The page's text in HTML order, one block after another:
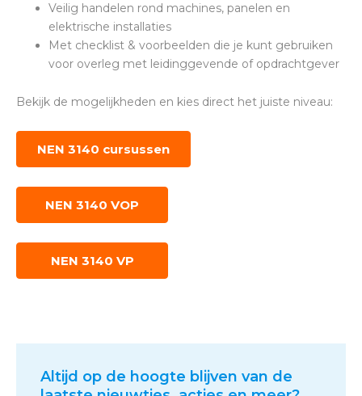
Veilig handelen rond machines, panelen en
elektrische installaties
Met checklist & voorbeelden die je kunt gebruiken
voor overleg met leidinggevende of opdrachtgever
Bekijk de mogelijkheden en kies direct het juiste niveau:
NEN 3140 cursussen
NEN 3140 VOP
NEN 3140 VP
Altijd op de hoogte blijven van de